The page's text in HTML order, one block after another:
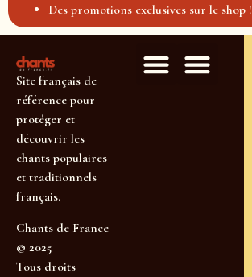
Des promotions exclusives sur le shop !
Site français de
référence pour
protéger et
découvrir les
chants populaires
et traditionnels
français.
Chants de France
© 2025
Tous droits